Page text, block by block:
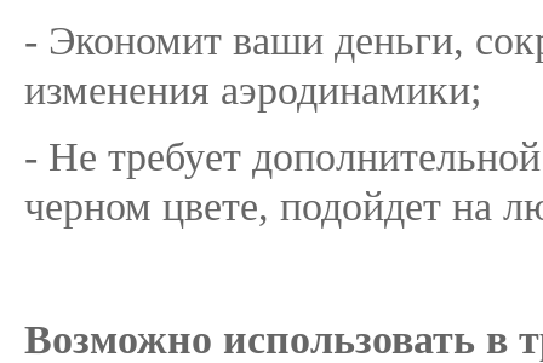
- Экономит ваши деньги,
изменения аэродинамики;
- Не требует
черном цвете, подойдет на
Возможно использовать в